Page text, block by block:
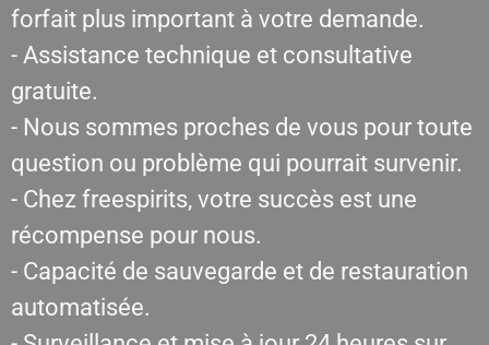
forfait plus important à votre demande.
- Assistance technique et consultative
gratuite.
- Nous sommes proches de vous pour toute
question ou problème qui pourrait survenir.
- Chez freespirits, votre succès est une
récompense pour nous.
- Capacité de sauvegarde et de restauration
automatisée.